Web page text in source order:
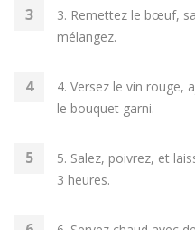
3. Remettez le bœuf,
mélangez.
4. Versez le vin rouge,
le bouquet garni.
5. Salez, poivrez, et
3 heures.